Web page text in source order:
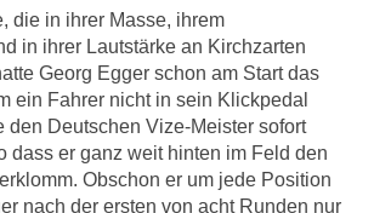
die in ihrer Masse, ihrem
in ihrer Lautstärke an Kirchzarten
Georg Egger schon am Start das
ein Fahrer nicht in sein Klickpedal
den Deutschen Vize-Meister sofort
dass er ganz weit hinten im Feld den
Obschon er um jede Position
nach der ersten von acht Runden nur